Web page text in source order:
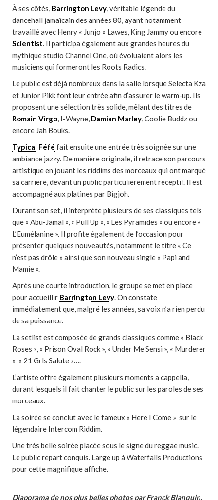
À ses côtés, Barrington Levy, véritable légende du
dancehall jamaïcain des années 80, ayant notamment
travaillé avec Henry « Junjo » Lawes, King Jammy ou encore
Scientist. Il participa également aux grandes heures du
mythique studio Channel One, où évoluaient alors les
musiciens qui formeront les Roots Radics.
Le public est déjà nombreux dans la salle lorsque Selecta Kza
et Junior Pikk font leur entrée afin d’assurer le warm-up. Ils
proposent une sélection très solide, mêlant des titres de
Romain Virgo, I-Wayne, Damian Marley, Coolie Buddz ou
encore Jah Bouks.
Typical Féfé fait ensuite une entrée très soignée sur une
ambiance jazzy. De manière originale, il retrace son parcours
artistique en jouant les riddims des morceaux qui ont marqué
sa carrière, devant un public particulièrement réceptif. Il est
accompagné aux platines par Bigjoh.
Durant son set, il interprète plusieurs de ses classiques tels
que « Abu-Jamal », « Pull Up », « Les Pyramides » ou encore «
L’Eumélanine ». Il profite également de l’occasion pour
présenter quelques nouveautés, notamment le titre « Ce
n’est pas drôle » ainsi que son nouveau single « Papi and
Mamie ».
Après une courte introduction, le groupe se met en place
pour accueillir Barrington Levy. On constate
immédiatement que, malgré les années, sa voix n’a rien perdu
de sa puissance.
La setlist est composée de grands classiques comme « Black
Roses », « Prison Oval Rock », « Under Me Sensi », « Murderer
» « 21 Grls Salute »….
L’artiste offre également plusieurs moments a cappella,
durant lesquels il fait chanter le public sur les paroles de ses
morceaux.
La soirée se conclut avec le fameux « Here I Come » sur le
légendaire Intercom Riddim.
Une très belle soirée placée sous le signe du reggae music.
Le public repart conquis. Large up à Waterfalls Productions
pour cette magnifique affiche.
Diaporama de nos plus belles photos par Franck Blanquin,